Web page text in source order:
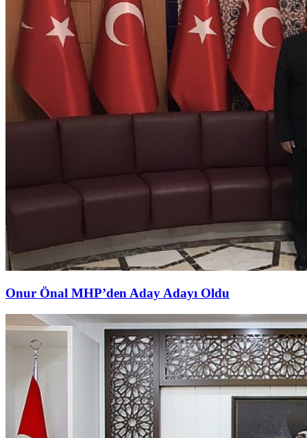
Onur Önal MHP’den Aday Adayı Oldu